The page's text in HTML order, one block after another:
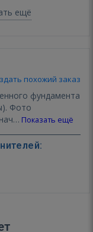
ещё
похожий заказ
фундамента
Фото
Показать ещё